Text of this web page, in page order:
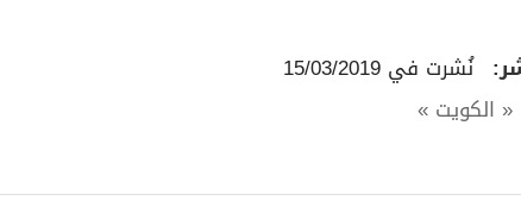
نُشرت في 15/03/2019
« الكويت »